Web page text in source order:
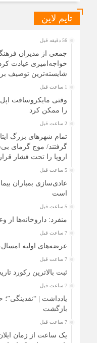
تایم لاین
56 دقیقه قبل
جمعی از مدیران
خواجه‌امیری عیادت
شایسته‌ترین توصیف
1 ساعت قبل
وقتی مایکروسافت
را ممکن کرد
2 ساعت قبل
تمام شهرهای بزرگ
گرفتند/ موج گرمای
اروپا را تحت فشار
5 ساعت قبل
عادی‌سازی بمباران
است
5 ساعت قبل
منفرد: داروخانه‌ها از
7 ساعت قبل
عرضه‌های اولیه امسال، 10 تایی
7 ساعت قبل
ثبت بالاترین رکورد تاریخی برای 3 شاخص
7 ساعت قبل
یادداشت |
بازگشت
7 ساعت قبل